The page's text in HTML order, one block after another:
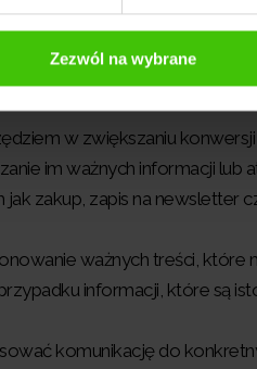
Zezwól na wybrane
w świecie
w zwiększaniu konwersji
im ważnych informacji lub
zakup, zapis na newsletter
ważnych treści, które
informacji, które są
komunikację do